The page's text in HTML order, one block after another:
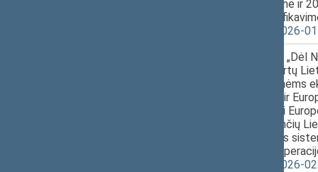
2021 m. Abidžane ir
dokumentų
XVP-1121(2) 2026-
Seimo nutarimo „Dėl
pajėgoms priskirtų
vienetų, Jungtinėms
priskirtų, NATO ir
vadavietėse bei
tarnybą atliekančių
krašto apsaugos
tarptautinėse
XVP-1126(2) 2026-